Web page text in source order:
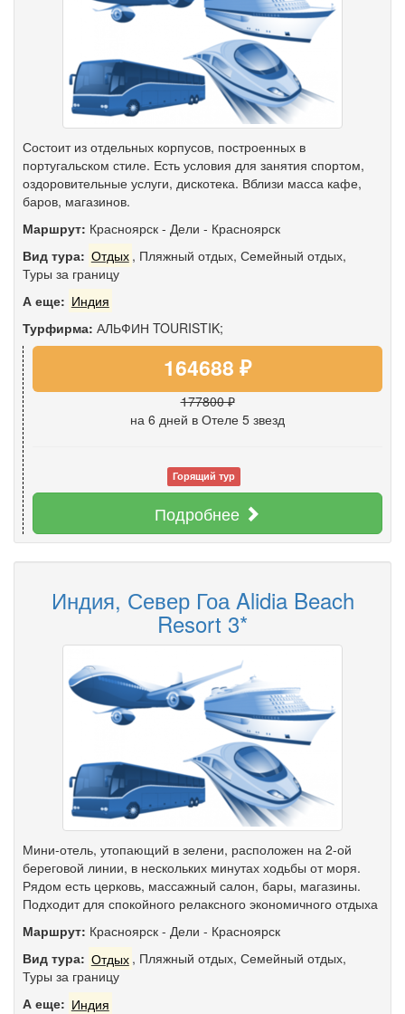
Состоит из отдельных корпусов, построенных в
португальском стиле. Есть условия для занятия спортом,
оздоровительные услуги, дискотека. Вблизи масса кафе,
баров, магазинов.
Маршрут: Красноярск - Дели - Красноярск
Вид тура: Отдых , Пляжный отдых, Семейный отдых,
Туры за границу
А еще: Индия
Турфирма: АЛЬФИН TOURISTIK;
164688 ₽
177800 ₽
на 6 дней в Отеле 5 звезд
Горящий тур
Подробнее
Индия, Север Гоа Alidia Beach
Resort 3*
Мини-отель, утопающий в зелени, расположен на 2-ой
береговой линии, в нескольких минутах ходьбы от моря.
Рядом есть церковь, массажный салон, бары, магазины.
Подходит для спокойного релаксного экономичного отдыха
Маршрут: Красноярск - Дели - Красноярск
Вид тура: Отдых , Пляжный отдых, Семейный отдых,
Туры за границу
А еще: Индия